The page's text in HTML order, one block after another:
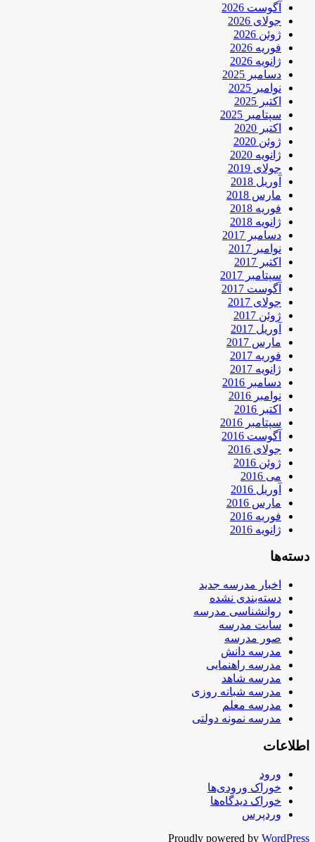
آگوست 2026
جولای 2026
ژوئن 2026
فوریه 2026
ژانویه 2026
دسامبر 2025
نوامبر 2025
اکتبر 2025
سپتامبر 2025
اکتبر 2020
ژوئن 2020
ژانویه 2020
جولای 2019
آوریل 2018
مارس 2018
فوریه 2018
ژانویه 2018
دسامبر 2017
نوامبر 2017
اکتبر 2017
سپتامبر 2017
آگوست 2017
جولای 2017
ژوئن 2017
آوریل 2017
مارس 2017
فوریه 2017
ژانویه 2017
دسامبر 2016
نوامبر 2016
اکتبر 2016
سپتامبر 2016
آگوست 2016
جولای 2016
ژوئن 2016
می 2016
آوریل 2016
مارس 2016
فوریه 2016
ژانویه 2016
دسته‌ها
اخبار مدرسه جدید
دسته‌بندی نشده
روانشناسی مدرسه
سایت مدرسه
صور مدرسه
مدرسه دانش
مدرسه راهنمایی
مدرسه شاهد
مدرسه شبانه روزی
مدرسه معلم
مدرسه نمونه دولتی
اطلاعات
ورود
خوراک ورودی‌ها
خوراک دیدگاه‌ها
وردپرس
Proudly powered by WordPress